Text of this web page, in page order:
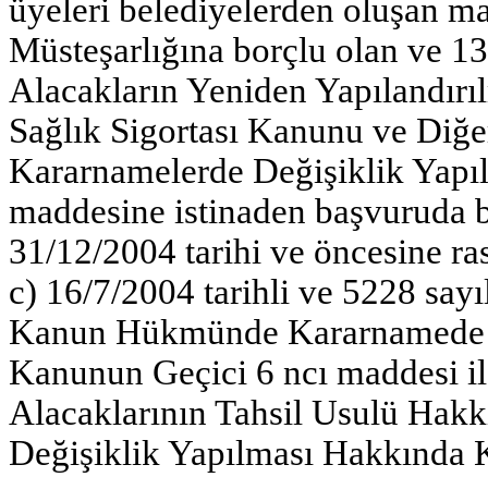
üyeleri belediyelerden oluşan
Müsteşarlığına borçlu olan ve
Alacakların Yeniden
Sağlık Sigortası Kanunu ve
Kararnamelerde Değişiklik
maddesine istinaden başvuruda
31/12/2004 tarihi ve öncesine
c) 16/7/2004 tarihli ve 5228
Kanun Hükmünde
Kanunun Geçici 6 ncı maddesi
Alacaklarının Tahsil Usulü
Değişiklik Yapılması